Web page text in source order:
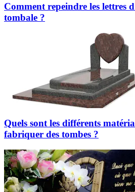
Comment repeindre les lettres
tombale ?
Quels sont les différents
fabriquer des tombes ?